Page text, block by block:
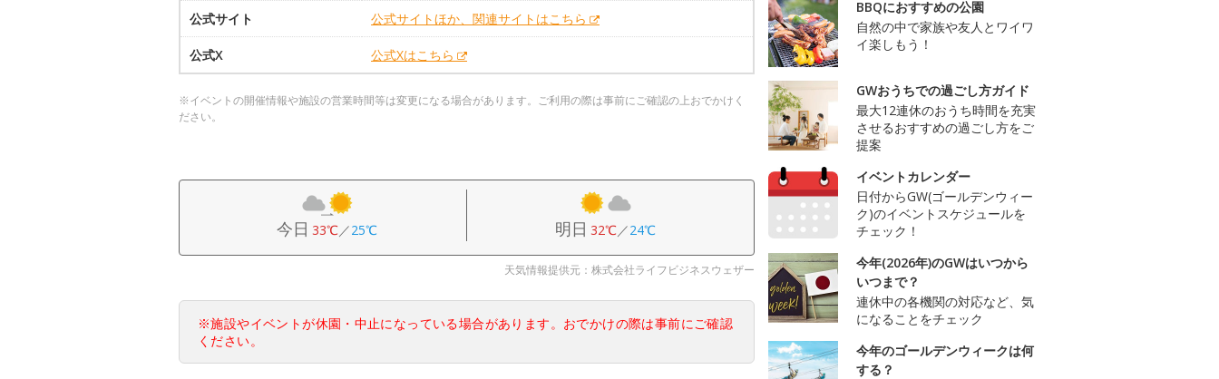
公式サイト 公式サイトほか、関連サイトはこちら
公式X 公式Xはこちら
※イベントの開催情報や施設の営業時間等は変更になる場合があります。ご利用の際は事前にご確認の上おでかけく
ださい。
今日 33℃／25℃ 明日 32℃／24℃
天気情報提供元：株式会社ライフビジネスウェザー
※施設やイベントが休園・中止になっている場合があります。おでかけの際は事前にご確認
ください。
BBQにおすすめの公園
自然の中で家族や友人とワイワ
イ楽しもう！
GWおうちでの過ごし方ガイド
最大12連休のおうち時間を充実
させるおすすめの過ごし方をご
提案
イベントカレンダー
日付からGW(ゴールデンウィー
ク)のイベントスケジュールを
チェック！
今年(2026年)のGWはいつから
いつまで？
連休中の各機関の対応など、気
になることをチェック
今年のゴールデンウィークは何
する？